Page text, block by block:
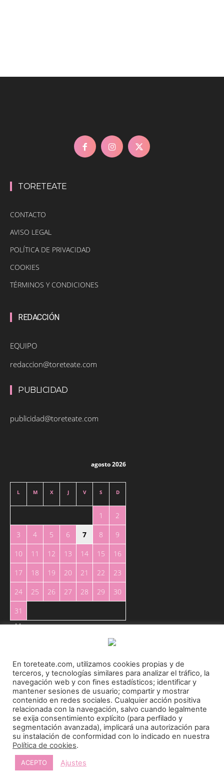
TORETEATE
CONTACTO
AVISO LEGAL
POLÍTICA DE PRIVACIDAD
COOKIES
TÉRMINOS Y CONDICIONES
REDACCIÓN
EQUIPO
redaccion@toreteate.com
PUBLICIDAD
publicidad@toreteate.com
agosto 2026
L M X J V S D
1
2
3
4 5 6 7 8
9
10
11 12 13 14 15
16
17
18 19 20 21 22
23
24
25 26 27 28 29
30
31
« May
Toreteate Ⓒ 2023. Todos los derechos reservados
Diseñado porWelow Marketing
Prohibida la reproducción y utilización total o parcial, por cualquier medio, sin autorización
expresa por escrito.
En toreteate.com, utilizamos cookies propias y de
terceros, y tecnologías similares para analizar el tráfico, la
navegación web y con fines estadísticos; identificar y
mantener sesiones de usuario; compartir y mostrar
contenido en redes sociales. Cualquier acción positiva
relacionada con la navegación, salvo cuando legalmente
se exija consentimiento explícito (para perfilado y
segmentación avanzada), implicará una autorización para
su instalación de conformidad con lo indicado en nuestra
Política de cookies.
ACEPTO Ajustes